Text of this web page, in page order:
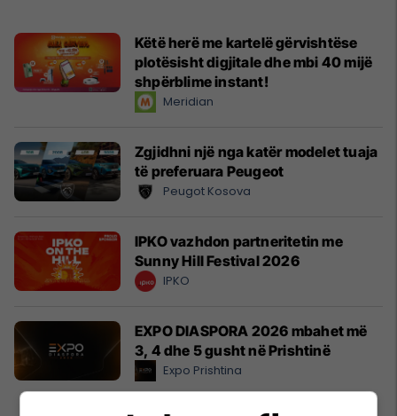
Këtë herë me kartelë gërvishtëse
plotësisht digjitale dhe mbi 40 mijë
shpërblime instant!
Meridian
Zgjidhni një nga katër modelet tuaja
të preferuara Peugeot
Peugot Kosova
IPKO vazhdon partneritetin me
Sunny Hill Festival 2026
IPKO
EXPO DIASPORA 2026 mbahet më
3, 4 dhe 5 gusht në Prishtinë
Expo Prishtina